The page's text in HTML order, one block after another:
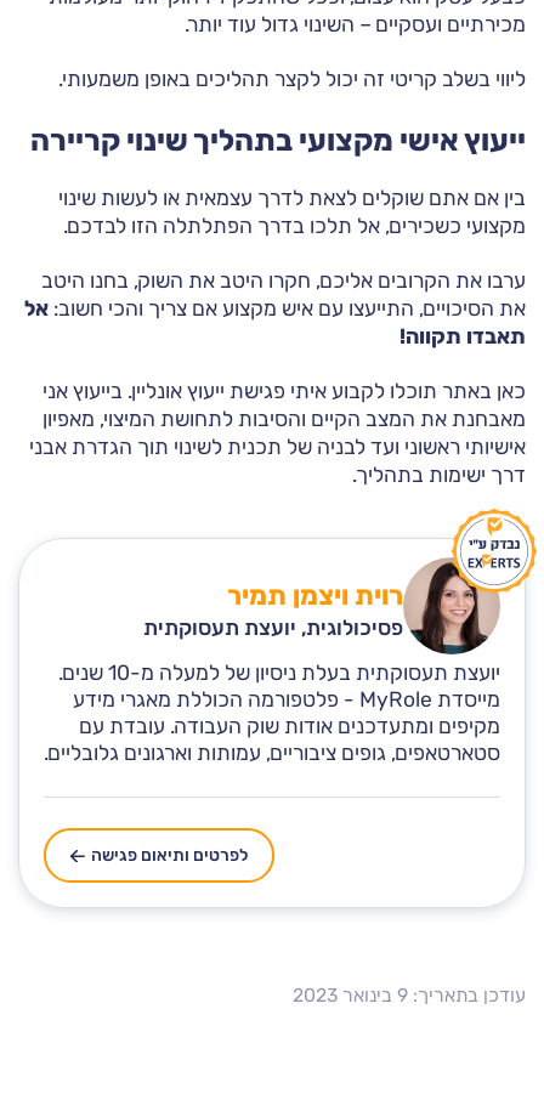
מכירתיים ועסקיים – השינוי גדול עוד יותר.
ליווי בשלב קריטי זה יכול לקצר תהליכים באופן משמעותי.
ייעוץ אישי מקצועי בתהליך שינוי קריירה
בין אם אתם שוקלים לצאת לדרך עצמאית או לעשות שינוי
מקצועי כשכירים, אל תלכו בדרך הפתלתלה הזו לבדכם.
ערבו את הקרובים אליכם, חקרו היטב את השוק, בחנו היטב
את הסיכויים, התייעצו עם איש מקצוע אם צריך והכי חשוב: אל
תאבדו תקווה!
כאן באתר תוכלו לקבוע איתי פגישת ייעוץ אונליין. בייעוץ אני
מאבחנת את המצב הקיים והסיבות לתחושת המיצוי, מאפיון
אישיותי ראשוני ועד לבניה של תכנית לשינוי תוך הגדרת אבני
דרך ישימות בתהליך.
רוית ויצמן תמיר
פסיכולוגית, יועצת תעסוקתית
יועצת תעסוקתית בעלת ניסיון של למעלה מ-10 שנים.
מייסדת MyRole - פלטפורמה הכוללת מאגרי מידע
מקיפים ומתעדכנים אודות שוק העבודה. עובדת עם
סטארטאפים, גופים ציבוריים, עמותות וארגונים גלובליים.
לפרטים ותיאום פגישה
עודכן בתאריך: 9 בינואר 2023